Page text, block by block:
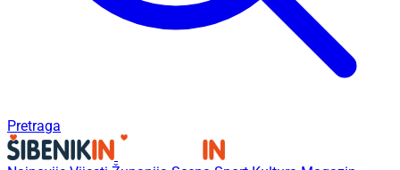
Pretraga